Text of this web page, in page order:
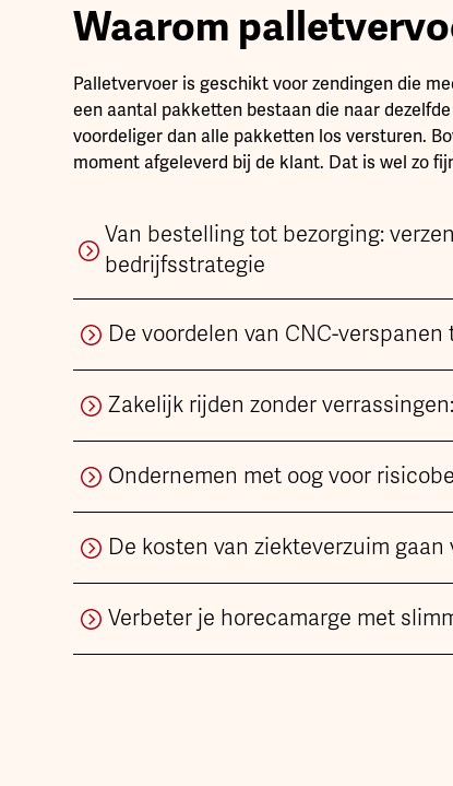
Waarom
Palletvervoer is geschikt voor zendingen die
een aantal pakketten bestaan die naar
voordeliger dan alle pakketten los versturen.
moment afgeleverd bij de klant. Dat is wel zo
Van bestelling tot bezorging:
bedrijfsstrategie
De voordelen van CNC-
Zakelijk rijden zonder
Ondernemen met oog voor
De kosten van ziekteverzuim
Verbeter je horecamarge met